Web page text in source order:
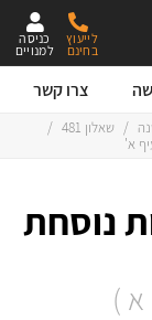
כניסה
למנויים
לייעוץ
בחינם
צרו קשר
נוסחת
/ שאלון 481
/